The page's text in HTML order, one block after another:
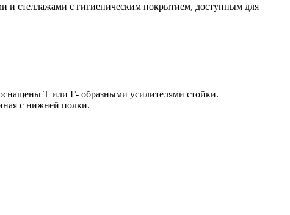
и стеллажами с гигиеническим покрытием, доступным для
Т или Г- образными усилителями стойки.
с нижней полки.